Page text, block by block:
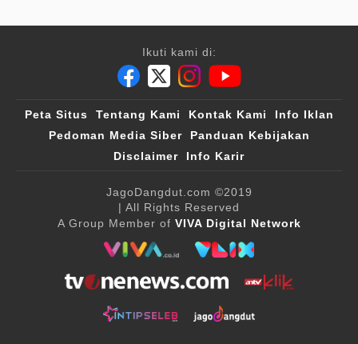
Ikuti kami di:
Peta Situs Tentang Kami Kontak Kami
Info Iklan
Pedoman Media Siber
Panduan Kebijakan
Disclaimer
Info Karir
JagoDangdut.com ©2019
| All Rights Reserved
A Group Member of VIVA Digital Network